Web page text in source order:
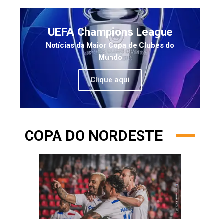
UEFA Champions League
Notícias da Maior Copa de Clubes do
Mundo
Clique aqui
COPA DO NORDESTE